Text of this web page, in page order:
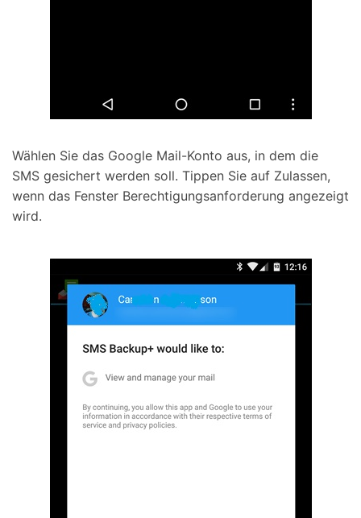
Wählen Sie das Google Mail-Konto aus, in dem die
SMS gesichert werden soll. Tippen Sie auf Zulassen,
wenn das Fenster Berechtigungsanforderung angezeigt
wird.